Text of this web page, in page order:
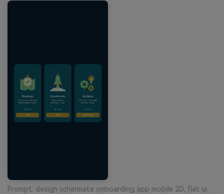
Prompt: design schermate onboarding app mobile 2D, flat ui,